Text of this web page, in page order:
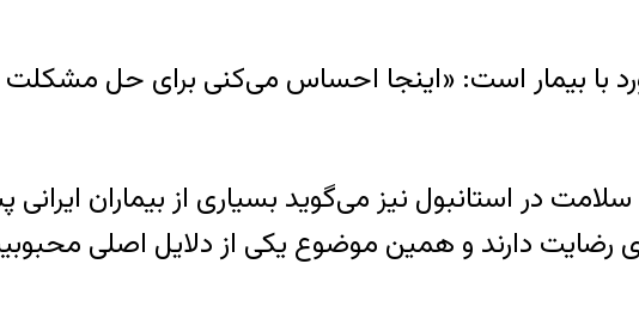
با بیمار است: «اینجا احساس می‌کنی برای حل
در استانبول نیز می‌گوید بسیاری از بیماران
رضایت دارند و همین موضوع یکی از دلایل اصلی